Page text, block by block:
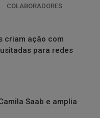
COLABORADORES
criam ação com
para redes
Saab e amplia